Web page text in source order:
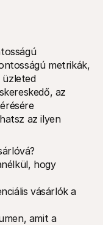
metrikák,
üzleted
az
az ilyen
hogy
vásárlók a
amit a